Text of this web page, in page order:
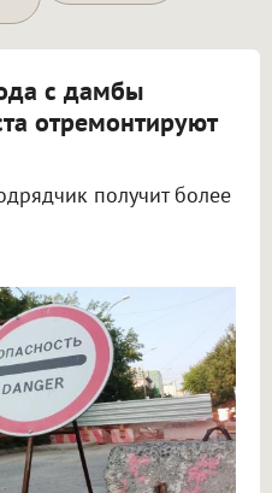
с дамбы
отремонтируют
получит более